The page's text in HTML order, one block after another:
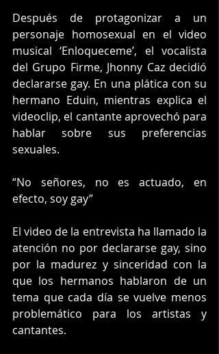
Después de protagonizar a un
personaje homosexual en el video
musical ‘Enloqueceme’, el vocalista
del Grupo Firme, Jhonny Caz decidió
declararse gay. En una plática con su
hermano Eduin, mientras explica el
videoclip, el cantante aprovechó para
hablar sobre sus preferencias
sexuales.
“No señores, no es actuado, en
efecto, soy gay”
El video de la entrevista ha llamado la
atención no por declararse gay, sino
por la madurez y sinceridad con la
que los hermanos hablaron de un
tema que cada día se vuelve menos
problemático para los artistas y
cantantes.